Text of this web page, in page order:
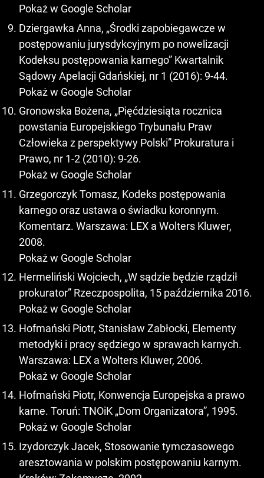
Pokaż w Google Scholar
Dziergawka Anna, „Środki zapobiegawcze w
postępowaniu jurysdykcyjnym po nowelizacji
Kodeksu postępowania karnego” Kwartalnik
Sądowy Apelacji Gdańskiej, nr 1 (2016): 9-44.
Pokaż w Google Scholar
Gronowska Bożena, „Pięćdziesiąta rocznica
powstania Europejskiego Trybunału Praw
Człowieka z perspektywy Polski” Prokuratura i
Prawo, nr 1-2 (2010): 9-26.
Pokaż w Google Scholar
Grzegorczyk Tomasz, Kodeks postępowania
karnego oraz ustawa o świadku koronnym.
Komentarz. Warszawa: LEX a Wolters Kluwer,
2008.
Pokaż w Google Scholar
Hermeliński Wojciech, „W sądzie będzie rządził
prokurator” Rzeczpospolita, 15 października 2016.
Pokaż w Google Scholar
Hofmański Piotr, Stanisław Zabłocki, Elementy
metodyki i pracy sędziego w sprawach karnych.
Warszawa: LEX a Wolters Kluwer, 2006.
Pokaż w Google Scholar
Hofmański Piotr, Konwencja Europejska a prawo
karne. Toruń: TNOiK „Dom Organizatora”, 1995.
Pokaż w Google Scholar
Izydorczyk Jacek, Stosowanie tymczasowego
aresztowania w polskim postępowaniu karnym.